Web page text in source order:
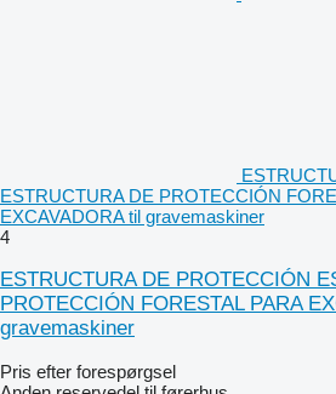
ESTRUCTURA DE PROTECCIÓN
EXCAVADORA til gravemaskiner
4
ESTRUCTURA DE PROTECCIÓN
PROTECCIÓN FORESTAL PARA
gravemaskiner
Pris efter forespørgsel